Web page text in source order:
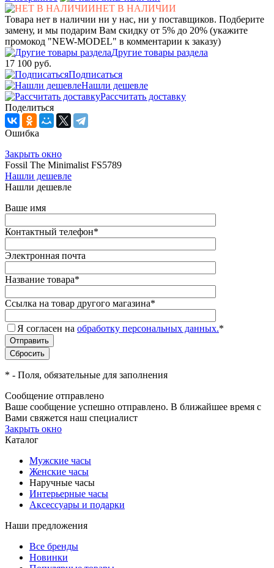
НЕТ В НАЛИЧИИ
Товара нет в наличии ни у нас, ни у поставщиков. Подберите
замену, и мы подарим Вам скидку от 5% до 20% (укажите
промокод "NEW-MODEL" в комментарии к заказу)
Другие товары раздела
17 100 руб.
Подписаться
Нашли дешевле
Рассчитать доставку
Поделиться
Ошибка
Закрыть окно
Fossil The Minimalist FS5789
Нашли дешевле
Нашли дешевле
Ваше имя
Контактный телефон*
Электронная почта
Название товара*
Ссылка на товар другого магазина*
Я согласен на обработку персональных данных.*
* - Поля, обязательные для заполнения
Сообщение отправлено
Ваше сообщение успешно отправлено. В ближайшее время с
Вами свяжется наш специалист
Закрыть окно
Каталог
Мужские часы
Женские часы
Наручные часы
Интерьерные часы
Аксессуары и подарки
Наши предложения
Все бренды
Новинки